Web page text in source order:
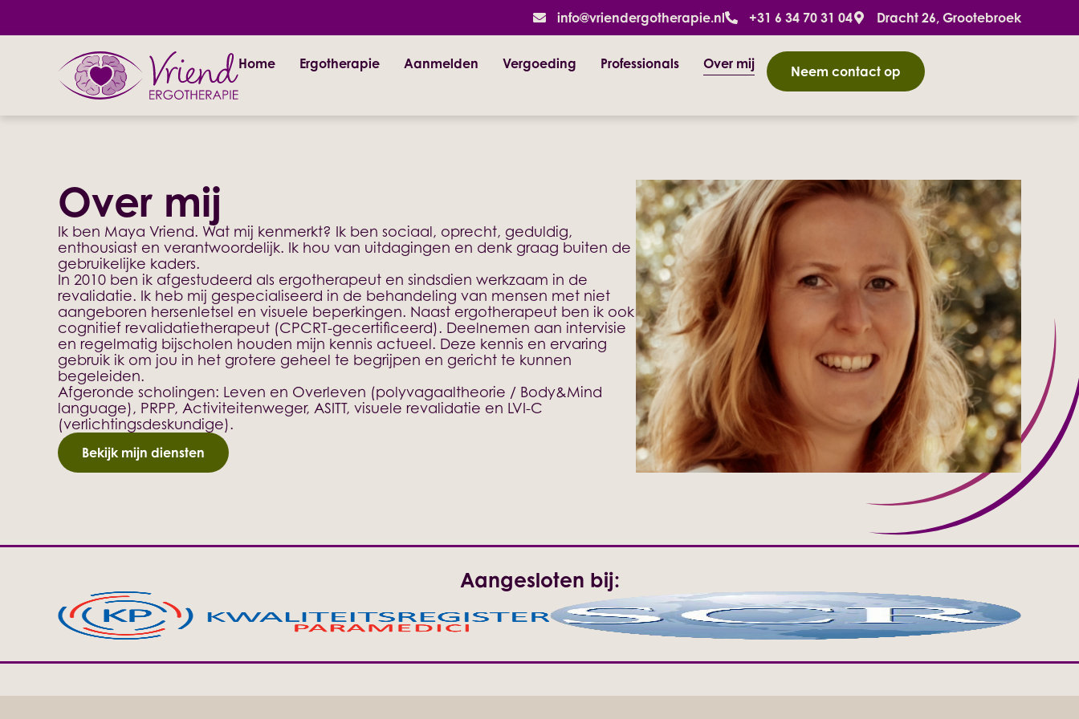
info@vriendergotherapie.nl +31 6 34 70 31 04 Dracht 26, Grootebroek
Home Ergotherapie Aanmelden Vergoeding Professionals Over mij Neem contact op
Over mij
Ik ben Maya Vriend. Wat mij kenmerkt? Ik ben sociaal, oprecht, geduldig,
enthousiast en verantwoordelijk. Ik hou van uitdagingen en denk graag buiten de
gebruikelijke kaders.
In 2010 ben ik afgestudeerd als ergotherapeut en sindsdien werkzaam in de
revalidatie. Ik heb mij gespecialiseerd in de behandeling van mensen met niet
aangeboren hersenletsel en visuele beperkingen. Naast ergotherapeut ben ik ook
cognitief revalidatietherapeut (CPCRT-gecertificeerd). Deelnemen aan intervisie
en regelmatig bijscholen houden mijn kennis actueel. Deze kennis en ervaring
gebruik ik om jou in het grotere geheel te begrijpen en gericht te kunnen
begeleiden.
Afgeronde scholingen: Leven en Overleven (polyvagaaltheorie / Body&Mind
language), PRPP, Activiteitenweger, ASITT, visuele revalidatie en LVI-C
(verlichtingsdeskundige).
Bekijk mijn diensten
Aangesloten bij: